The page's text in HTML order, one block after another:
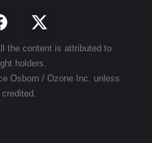
the content is attributed to
holders.
Osborn / Ozone Inc. unless